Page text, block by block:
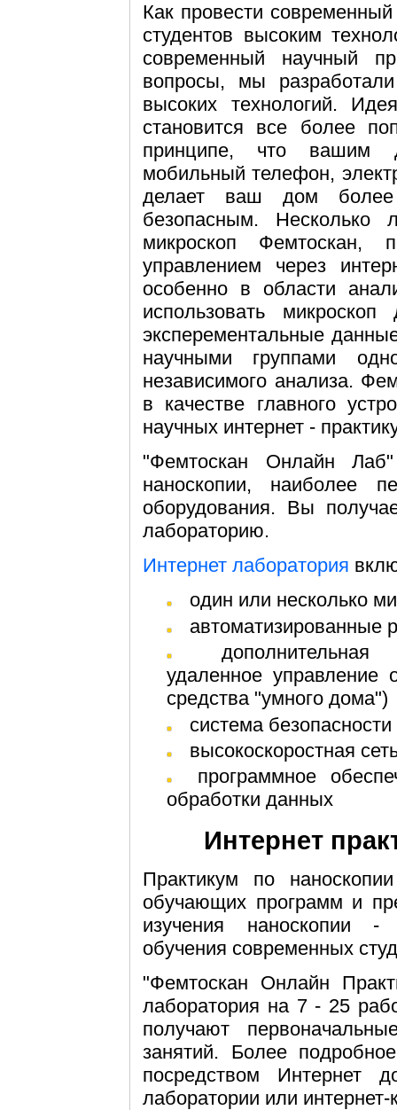
Как провести
студентов высоким
современный научный
вопросы, мы
высоких технологий.
становится все более
принципе, что вашим
мобильный телефон,
делает ваш дом более
безопасным.
микроскоп Фемтоскан,
управлением через
особенно в области
использовать
эксперементальные
научными группами
независимого анализа.
в качестве главного
научных интернет -
"Фемтоскан Онлайн
наноскопии, наиболее
оборудования. Вы
лабораторию.
Интернет лаборатория
один или несколько
дополнительная электроника (видеонаблюдение,
удаленное управление
средства "умного дома")
система
высокоскоростная
программное обеспечение для работы с микроскопом,
обработки данных
Интернет
Практикум по
обучающих программ и
изучения наноскопии
обучения современных
"Фемтоскан Онлайн
лаборатория на 7 - 25
получают
занятий. Более
посредством Интернет
лаборатории или